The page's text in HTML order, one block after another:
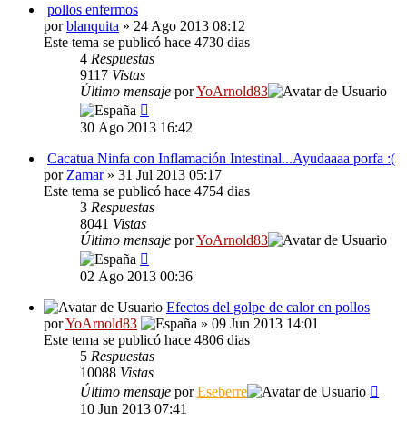
pollos enfermos
porblanquita » 24 Ago 2013 08:12
Este tema se publicó hace 4730 dias
4 Respuestas
9117 Vistas
Último mensaje porYoArnold83
30 Ago 2013 16:42
Cacatua Ninfa con Inflamación Intestinal...Ayudaaaa porfa :(
por Zamar» 31 Jul 2013 05:17
Este tema se publicó hace 4754 dias
3 Respuestas
8041 Vistas
Último mensaje porYoArnold83
02 Ago 2013 00:36
Efectos del golpe de calor en pollos
porYoArnold83
» 09 Jun 2013 14:01
Este tema se publicó hace 4806 dias
5 Respuestas
10088 Vistas
Último mensaje porEseberre
10 Jun 2013 07:41